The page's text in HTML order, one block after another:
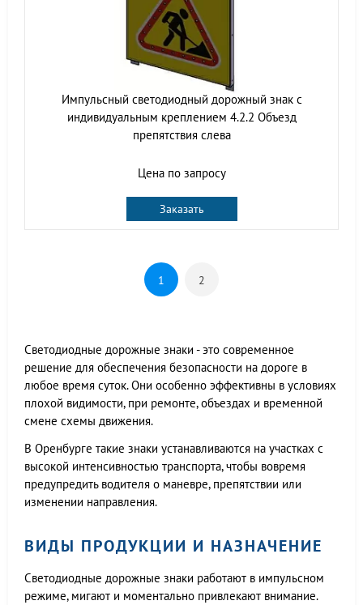
Импульсный cветодиодный дорожный знак с
индивидуальным креплением 4.2.2 Объезд
препятствия слева
Цена по запросу
Заказать
1 2
Светодиодные дорожные знаки - это современное
решение для обеспечения безопасности на дороге в
любое время суток. Они особенно эффективны в условиях
плохой видимости, при ремонте, объездах и временной
смене схемы движения.
В Оренбурге такие знаки устанавливаются на участках с
высокой интенсивностью транспорта, чтобы вовремя
предупредить водителя о маневре, препятствии или
изменении направления.
ВИДЫ ПРОДУКЦИИ И НАЗНАЧЕНИЕ
Светодиодные дорожные знаки работают в импульсном
режиме, мигают и моментально привлекают внимание.